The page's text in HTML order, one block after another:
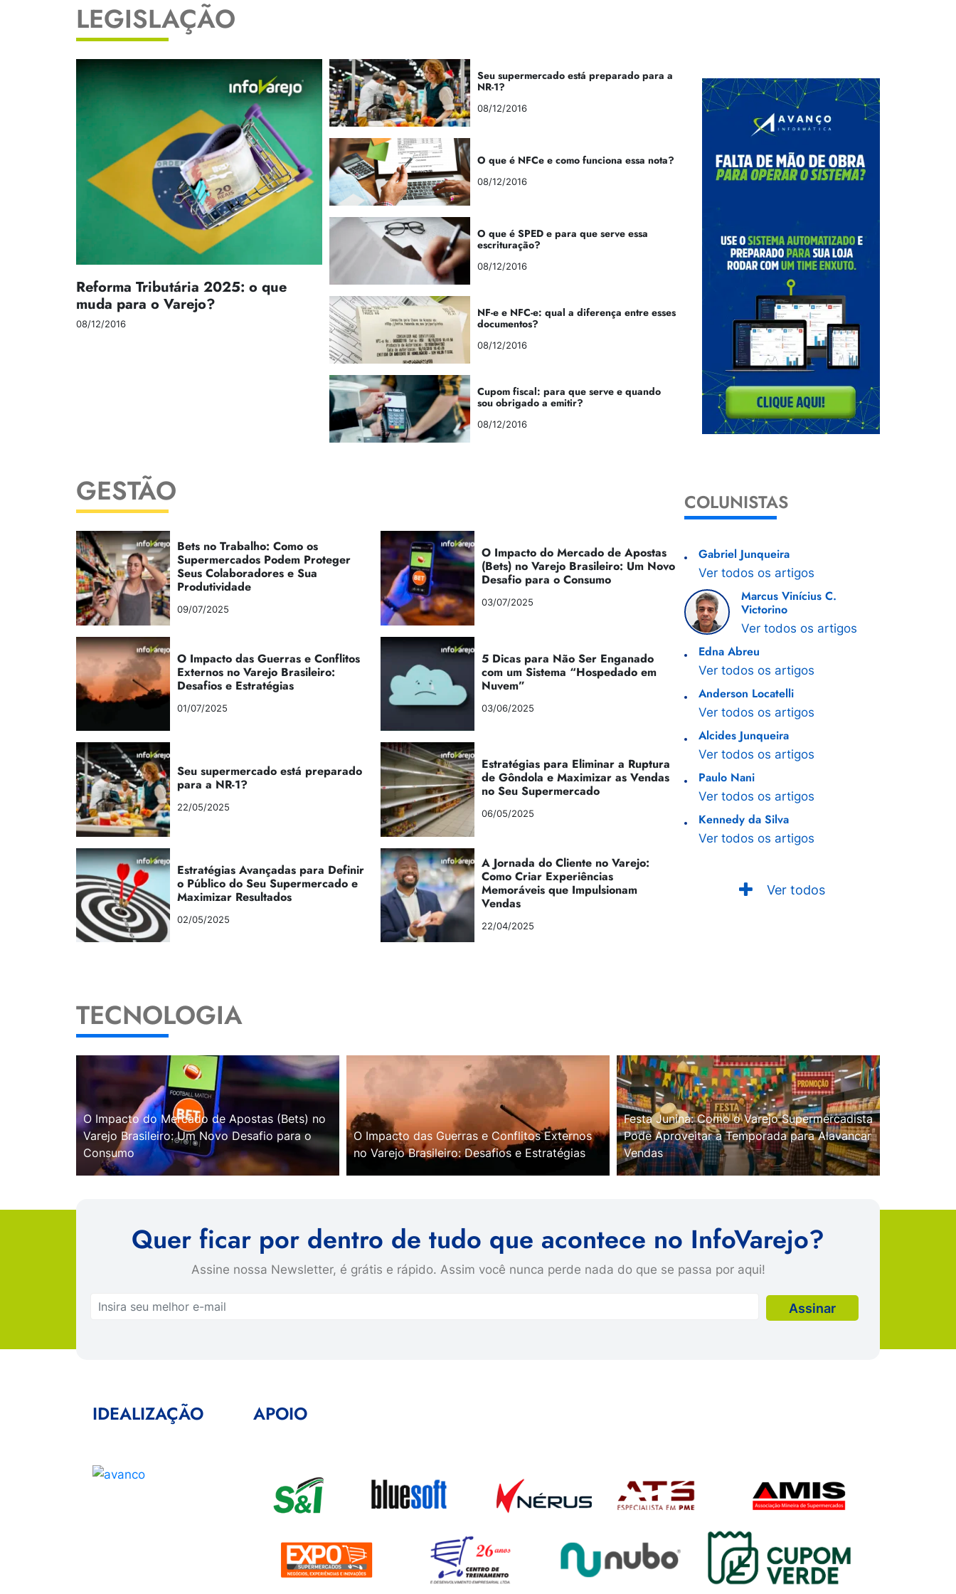
LEGISLAÇÃO
Reforma Tributária 2025: o que
muda para o Varejo?
08/12/2016
Seu supermercado está preparado para a
NR-1?
08/12/2016
O que é NFCe e como funciona essa nota?
08/12/2016
O que é SPED e para que serve essa
escrituração?
08/12/2016
NF-e e NFC-e: qual a diferença entre esses
documentos?
08/12/2016
Cupom fiscal: para que serve e quando
sou obrigado a emitir?
08/12/2016
GESTÃO
Bets no Trabalho: Como os
Supermercados Podem Proteger
Seus Colaboradores e Sua
Produtividade
09/07/2025
O Impacto do Mercado de Apostas
(Bets) no Varejo Brasileiro: Um Novo
Desafio para o Consumo
03/07/2025
O Impacto das Guerras e Conflitos
Externos no Varejo Brasileiro:
Desafios e Estratégias
01/07/2025
5 Dicas para Não Ser Enganado
com um Sistema “Hospedado em
Nuvem”
03/06/2025
Seu supermercado está preparado
para a NR-1?
22/05/2025
Estratégias para Eliminar a Ruptura
de Gôndola e Maximizar as Vendas
no Seu Supermercado
06/05/2025
Estratégias Avançadas para Definir
o Público do Seu Supermercado e
Maximizar Resultados
02/05/2025
A Jornada do Cliente no Varejo:
Como Criar Experiências
Memoráveis que Impulsionam
Vendas
22/04/2025
COLUNISTAS
Gabriel Junqueira
Ver todos os artigos
Marcus Vinícius C.
Victorino
Ver todos os artigos
Edna Abreu
Ver todos os artigos
Anderson Locatelli
Ver todos os artigos
Alcides Junqueira
Ver todos os artigos
Paulo Nani
Ver todos os artigos
Kennedy da Silva
Ver todos os artigos
Ver todos
TECNOLOGIA
O Impacto do Mercado de Apostas (Bets) no
Varejo Brasileiro: Um Novo Desafio para o
Consumo
O Impacto das Guerras e Conflitos Externos
no Varejo Brasileiro: Desafios e Estratégias
Festa Junina: Como o Varejo Supermercadista
Pode Aproveitar a Temporada para Alavancar
Vendas
Quer ficar por dentro de tudo que acontece no InfoVarejo?
Assine nossa Newsletter, é grátis e rápido. Assim você nunca perde nada do que se passa por aqui!
IDEALIZAÇÃO APOIO